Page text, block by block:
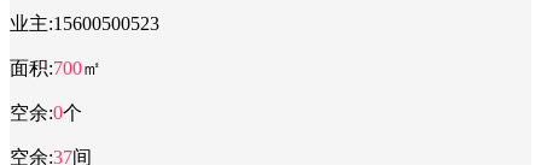
业主:15600500523
面积:700㎡
空余:0个
空余:37间